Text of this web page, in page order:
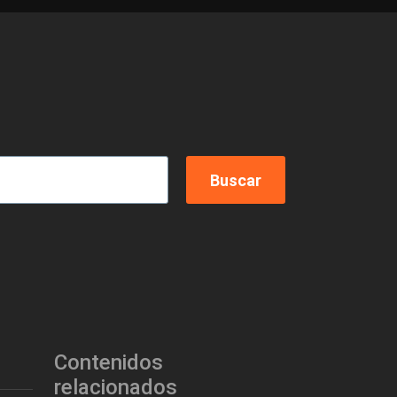
Contenidos
relacionados